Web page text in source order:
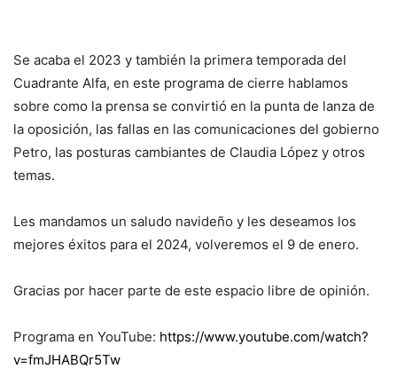
Se acaba el 2023 y también la primera temporada del
Cuadrante Alfa, en este programa de cierre hablamos
sobre como la prensa se convirtió en la punta de lanza de
la oposición, las fallas en las comunicaciones del gobierno
Petro, las posturas cambiantes de Claudia López y otros
temas.
Les mandamos un saludo navideño y les deseamos los
mejores éxitos para el 2024, volveremos el 9 de enero.
Gracias por hacer parte de este espacio libre de opinión.
Programa en YouTube: https://www.youtube.com/watch?
v=fmJHABQr5Tw